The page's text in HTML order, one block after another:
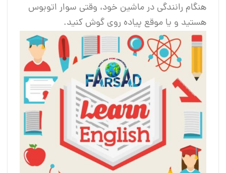
هنگام رانندگی در ماشین خود، وقتی سوار اتوبوس
هستید و یا موقع پیاده ‎روی گوش کنید.